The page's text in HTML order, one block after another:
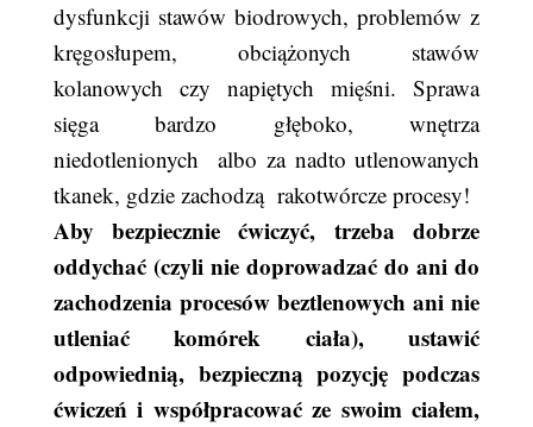
dysfunkcji stawów biodrowych, problemów z
kręgosłupem, obciążonych stawów
kolanowych czy napiętych mięśni. Sprawa
sięga bardzo głęboko, wnętrza
niedotlenionych albo za nadto utlenowanych
tkanek, gdzie zachodzą rakotwórcze procesy!
Aby bezpiecznie ćwiczyć, trzeba dobrze
oddychać (czyli nie doprowadzać do ani do
zachodzenia procesów beztlenowych ani nie
utleniać komórek ciała), ustawić
odpowiednią, bezpieczną pozycję podczas
ćwiczeń i współpracować ze swoim ciałem,